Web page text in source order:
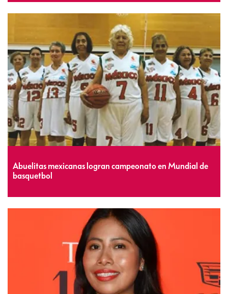
Abuelitas mexicanas logran campeonato en Mundial de
basquetbol